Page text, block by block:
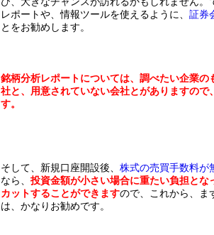
レポートや、情報ツールを使えるように、 証券
とをお勧めします。
銘柄分析レポートについては、調べたい企業の
社と、用意されていない会社とがありますので
す。
そして、新規口座開設後、 株式の売買手数料が
なら、 投資金額が小さい場合に重たい負担とな
カットすることができますので、これから、ま
は、かなりお勧めです。